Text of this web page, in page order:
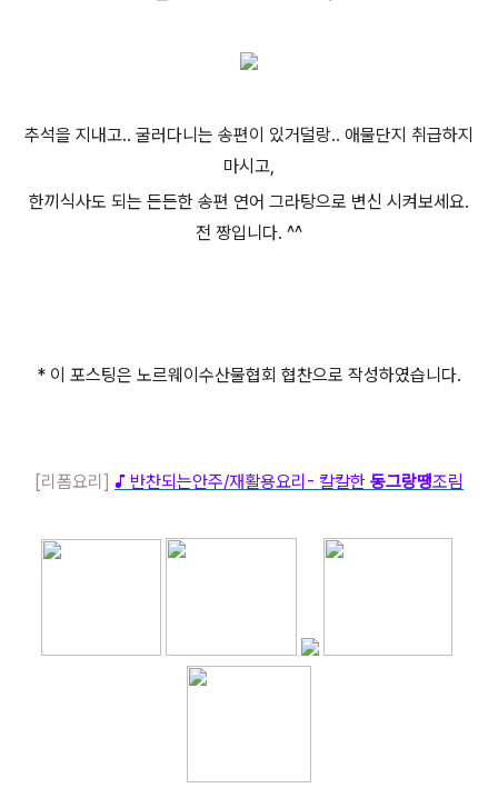
추석을 지내고.. 굴러다니는 송편이 있거덜랑.. 애물단지 취급하지
마시고,
한끼식사도 되는 든든한 송편 연어 그라탕으로 변신 시켜보세요.
전 짱입니다. ^^
* 이 포스팅은 노르웨이수산물협회 협찬으로 작성하였습니다.
[리폼요리] ♪ 반찬되는안주/재활용요리- 칼칼한 동그랑땡조림